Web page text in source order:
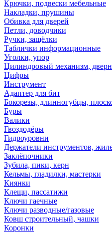
Крючки, подвески мебельные
Накладки, прушины
Обивка для дверей
Петли, доводчики
Ручки, защёлки
Таблички информационные
Уголки, упор
Цилиндровый механизм,
Цифры
Инструмент
Адаптер для бит
Бокорезы, длинногубцы,
Буры
Валики
Гвоздодёры
Гидроуровни
Держатели инструментов,
Заклёпочники
Зубила, пики, керн
Кельмы, гладилки, мастерки
Киянки
Клещи, пассатижи
Ключи гаечные
Ключи разводные/газовые
Ковш строительный, чашки
Коронки